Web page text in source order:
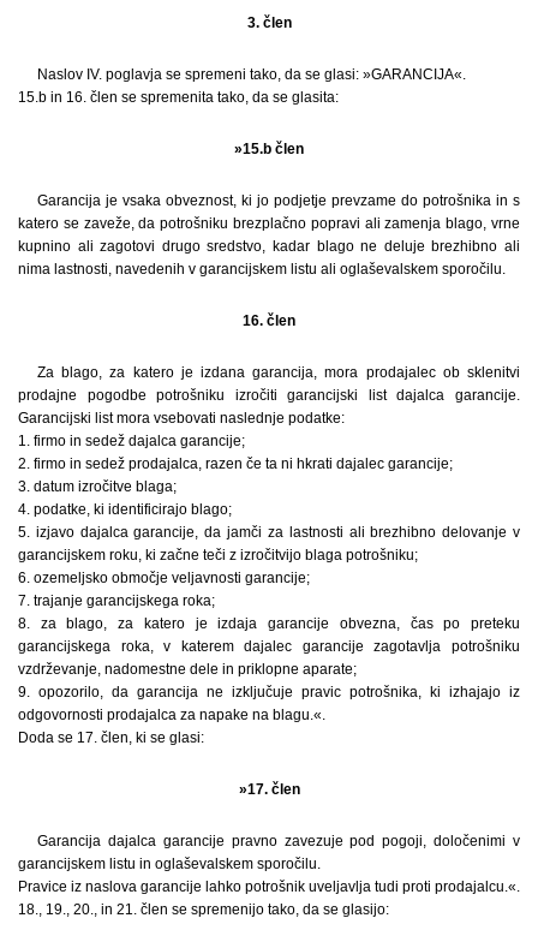
3. člen
Naslov IV. poglavja se spremeni tako, da se glasi: »GARANCIJA«.
15.b in 16. člen se spremenita tako, da se glasita:
»15.b člen
Garancija je vsaka obveznost, ki jo podjetje prevzame do potrošnika in s
katero se zaveže, da potrošniku brezplačno popravi ali zamenja blago, vrne
kupnino ali zagotovi drugo sredstvo, kadar blago ne deluje brezhibno ali
nima lastnosti, navedenih v garancijskem listu ali oglaševalskem sporočilu.
16. člen
Za blago, za katero je izdana garancija, mora prodajalec ob sklenitvi
prodajne pogodbe potrošniku izročiti garancijski list dajalca garancije.
Garancijski list mora vsebovati naslednje podatke:
1. firmo in sedež dajalca garancije;
2. firmo in sedež prodajalca, razen če ta ni hkrati dajalec garancije;
3. datum izročitve blaga;
4. podatke, ki identificirajo blago;
5. izjavo dajalca garancije, da jamči za lastnosti ali brezhibno delovanje v
garancijskem roku, ki začne teči z izročitvijo blaga potrošniku;
6. ozemeljsko območje veljavnosti garancije;
7. trajanje garancijskega roka;
8. za blago, za katero je izdaja garancije obvezna, čas po preteku
garancijskega roka, v katerem dajalec garancije zagotavlja potrošniku
vzdrževanje, nadomestne dele in priklopne aparate;
9. opozorilo, da garancija ne izključuje pravic potrošnika, ki izhajajo iz
odgovornosti prodajalca za napake na blagu.«.
Doda se 17. člen, ki se glasi:
»17. člen
Garancija dajalca garancije pravno zavezuje pod pogoji, določenimi v
garancijskem listu in oglaševalskem sporočilu.
Pravice iz naslova garancije lahko potrošnik uveljavlja tudi proti prodajalcu.«.
18., 19., 20., in 21. člen se spremenijo tako, da se glasijo: